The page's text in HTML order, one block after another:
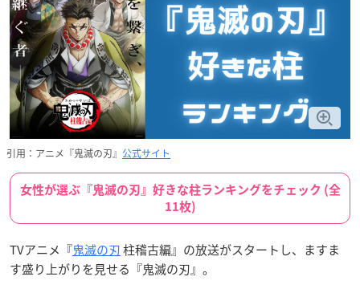
引用：アニメ『鬼滅の刃』 公式サイト
女性が選ぶ『鬼滅の刃』好きな柱ランキングをチェック (全
11枚)
TVアニメ『鬼滅の刃柱稽古編』の放送がスタートし、ますま
す盛り上がりを見せる『鬼滅の刃』。